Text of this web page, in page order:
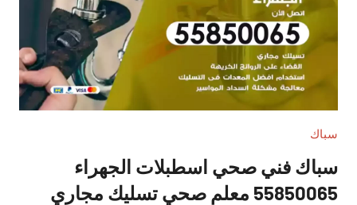
سباك
سباك فني صحي اسطبلات الجهراء
55850065 معلم صحي تسليك مجاري